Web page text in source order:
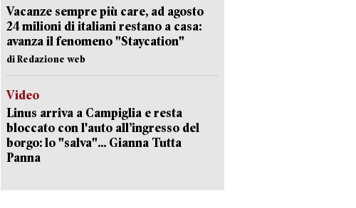
Vacanze sempre più care, ad agosto
24 milioni di italiani restano a casa:
avanza il fenomeno "Staycation"
di Redazione web
Video
Linus arriva a Campiglia e resta
bloccato con l'auto all’ingresso del
borgo: lo "salva"... Gianna Tutta
Panna